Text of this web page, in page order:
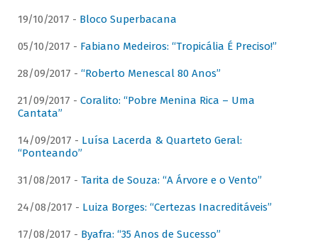
19/10/2017 - Bloco Superbacana
05/10/2017 - Fabiano Medeiros: “Tropicália É Preciso!”
28/09/2017 - “Roberto Menescal 80 Anos”
21/09/2017 - Coralito: “Pobre Menina Rica – Uma
Cantata”
14/09/2017 - Luísa Lacerda & Quarteto Geral:
“Ponteando”
31/08/2017 - Tarita de Souza: “A Árvore e o Vento”
24/08/2017 - Luiza Borges: “Certezas Inacreditáveis”
17/08/2017 - Byafra: “35 Anos de Sucesso”